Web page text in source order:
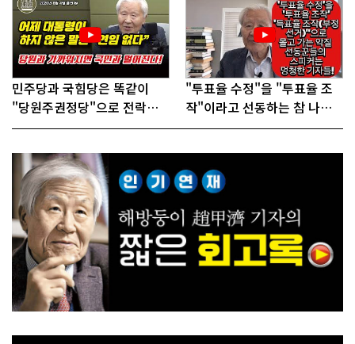
민주당과 국힘당은 똑같이
"당원주권정당"으로 전락했
다!
"투표율 수정"을 "투표율 조
작"이라고 선동하는 참 나쁜
사람들!